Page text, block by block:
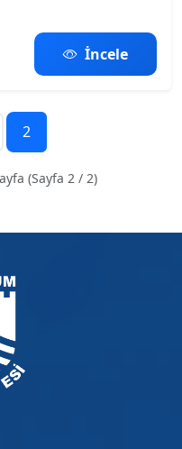
İncele
2
(Sayfa 2 / 2)